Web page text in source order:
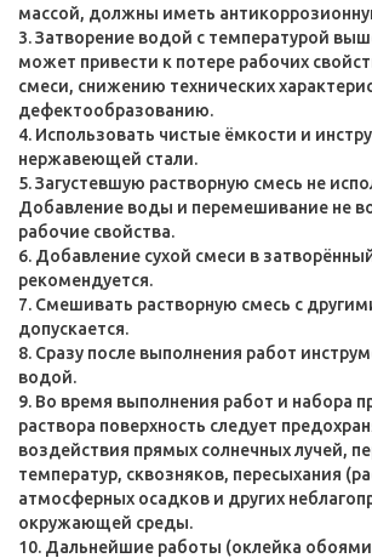
массой, должны иметь
3. Затворение водой с температурой
может привести к потере рабочих
смеси, снижению технических
дефектообразованию.
4. Использовать чистые ёмкости и
нержавеющей стали.
5. Загустевшую растворную смесь не
Добавление воды и перемешивание не
рабочие свойства.
6. Добавление сухой смеси в
рекомендуется.
7. Смешивать растворную смесь с
допускается.
8. Сразу после выполнения работ
водой.
9. Во время выполнения работ и набора
раствора поверхность следует
воздействия прямых солнечных лучей,
температур, сквозняков, пересыхания
атмосферных осадков и других
окружающей среды.
10. Дальнейшие работы (оклейка